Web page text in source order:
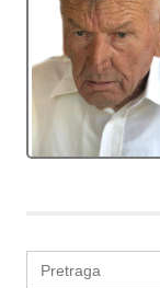
Search
for: